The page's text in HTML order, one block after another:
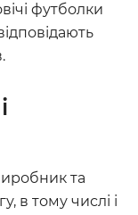
футболки
та
в тому числі і